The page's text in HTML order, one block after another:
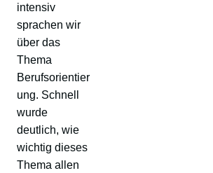
intensiv
sprachen wir
über das
Thema
Berufsorientier
ung. Schnell
wurde
deutlich, wie
wichtig dieses
Thema allen